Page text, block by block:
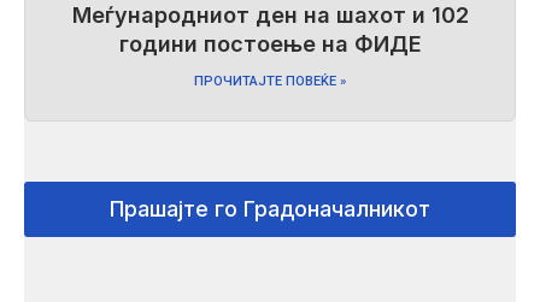
Меѓународниот ден на шахот и 102
години постоење на ФИДЕ
ПРОЧИТАЈТЕ ПОВЕЌЕ »
Прашајте го Градоначалникот